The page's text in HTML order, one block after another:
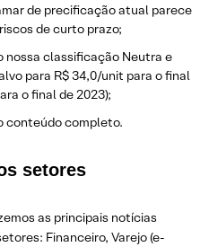
de precificação atual parece
de curto prazo;
nossa classificação Neutra e
para R$ 34,0/unit para o final
o final de 2023);
conteúdo completo.
setores
as principais notícias
es: Financeiro, Varejo(e-